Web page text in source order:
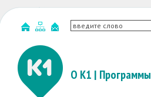
О К1 | Программы